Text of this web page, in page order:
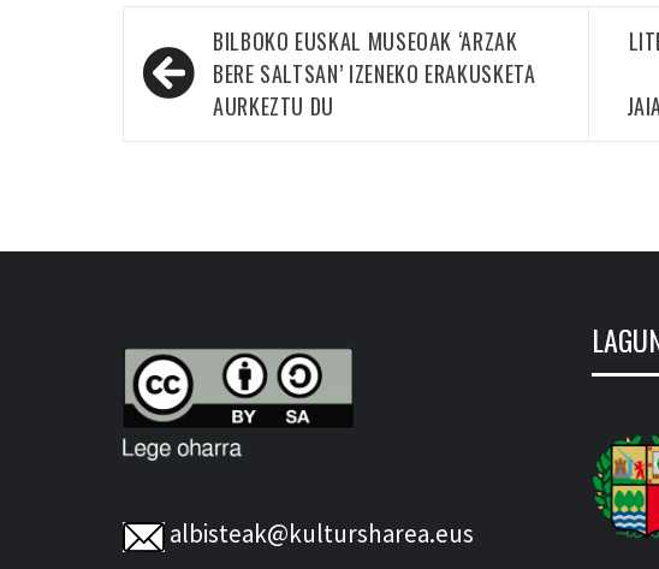
Bidalketetan
zehar
nabigatu
BILBOKO EUSKAL MUSEOAK ‘ARZAK
BERE SALTSAN’ IZENEKO ERAKUSKETA
AURKEZTU DU
albisteak@kultursharea.eus